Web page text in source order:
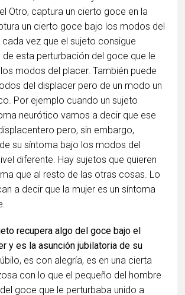
Otro, captura un cierto goce en la
un cierto goce bajo los modos del
cada vez que el sujeto consigue
de esta perturbación del goce que le
modos del placer. También puede
del displacer pero de un modo un
Por ejemplo cuando un sujeto
neurótico vamos a decir que ese
pero, sin embargo,
su síntoma bajo los modos del
diferente. Hay sujetos que quieren
que al resto de las otras cosas. Lo
a decir que la mujer es un síntoma
recupera algo del goce bajo el
y es la asunción jubilatoria de su
es con alegría, es en una cierta
con lo que el pequeño del hombre
goce que le perturbaba unido a